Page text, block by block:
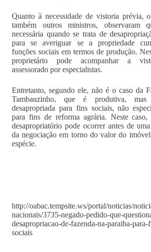
Quanto à necessidade de vistoria prévia,
também outros ministros, observaram
necessária quando se trata de
para se averiguar se a propriedade
funções sociais em termos de produção.
proprietário pode acompanhar a
assessorado por especialistas.
Entretanto, segundo ele, não é o caso da
Tambauzinho, que é produtiva,
desapropriada para fins sociais, não
para fins de reforma agrária. Neste caso,
desapropriatório pode ocorrer antes de
da negociação em torno do valor do
espécie.
http://oabac.tempsite.ws/portal/noticias/
nacionais/3735-negado-pedido-que-
desapropriacao-de-fazenda-na-paraiba-para-
sociais